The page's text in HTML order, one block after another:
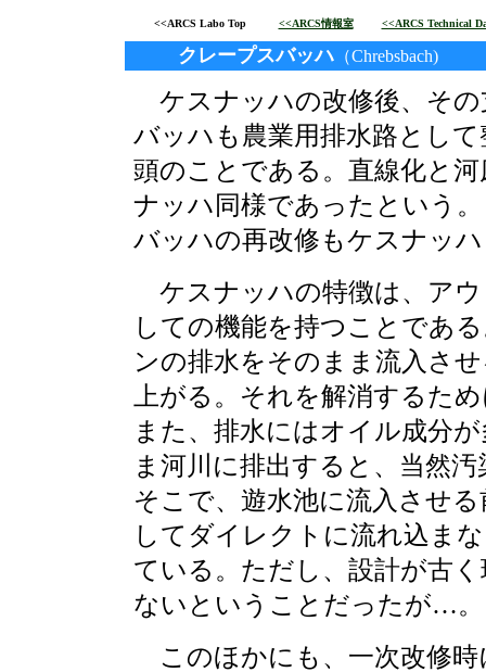
<<ARCS Labo Top <<ARCS情報室 <<ARCS Technical
クレープスバッハ（Chrebsbach)
ケスナッハの改修後、そ
バッハも農業用排水路とし
頭のことである。直線化と
ナッハ同様であったという
バッハの再改修もケスナッ
ケスナッハの特徴は、アウ
しての機能を持つことであ
ンの排水をそのまま流入さ
上がる。それを解消するた
また、排水にはオイル成分
ま河川に排出すると、当然
そこで、遊水池に流入させ
してダイレクトに流れ込ま
ている。ただし、設計が古
ないということだったが…。
このほかにも、一次改修